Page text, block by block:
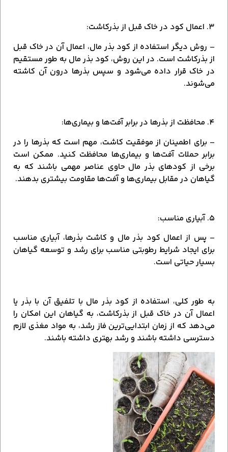
۳. اعمال کود در خاک قبل از بذرکاشت:
– روش دیگر استفاده از کود بذر مال، اعمال آن در خاک قبل
از بذرکاشت است. در این روش، کود بذر مال به طور مستقیم
در خاک قرار داده می‌شود و سپس بذرها درون آن کاشته
می‌شوند.
۴. محافظت از بذرها در برابر آفت‌ها و بیماری‌ها:
– برای اطمینان از موفقیت کاشت، مهم است که بذرها را در
برابر حملات آفت‌ها و بیماری‌ها محافظت کنید. ممکن است
برخی از کودهای بذر مال حاوی عناصر مهمی باشند که به
گیاهان در مقابل بیماری‌ها و آفت‌ها مقاومت بیشتری بدهند.
۵. آبیاری مناسب:
– پس از اعمال کود بذر مال و کاشت بذرها، آبیاری مناسب
برای ایجاد شرایط رطوبتی مناسب برای رشد و توسعه گیاهان
بسیار حیاتی است.
به طور کلی، استفاده از کود بذر مال با تلفیق آن با بذر یا
اعمال آن در خاک قبل از بذرکاشت، به گیاهان این امکان را
می‌دهد که از زمان ابتدایی‌ترین فاز رشد، به مواد مغذی لازم
دسترسی داشته باشند و رشد بهتری داشته باشند.